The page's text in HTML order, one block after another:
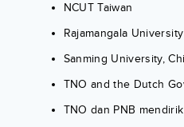
NCUT Taiwan
Rajamangala University
Sanming University,
TNO and the Dutch
TNO dan PNB